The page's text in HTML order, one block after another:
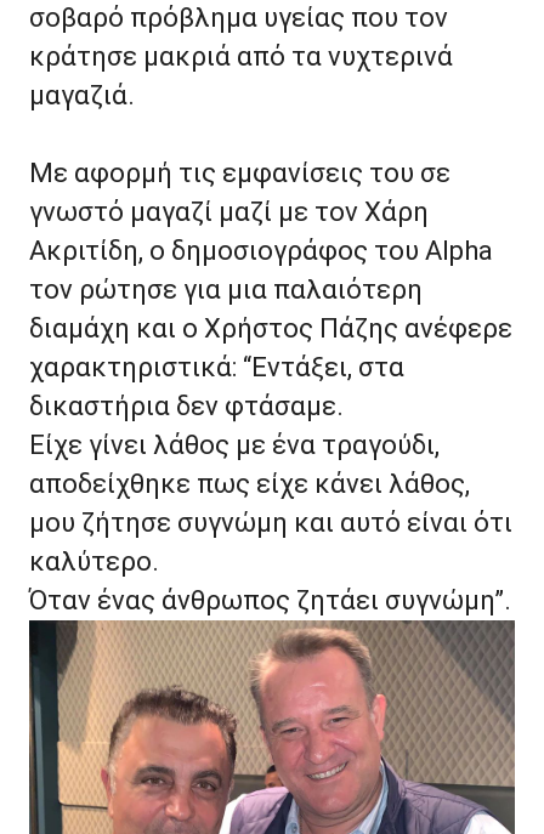
σοβαρό πρόβλημα υγείας που τον
κράτησε μακριά από τα νυχτερινά
μαγαζιά.
Με αφορμή τις εμφανίσεις του σε
γνωστό μαγαζί μαζί με τον Χάρη
Ακριτίδη, ο δημοσιογράφος του Alpha
τον ρώτησε για μια παλαιότερη
διαμάχη και ο Χρήστος Πάζης ανέφερε
χαρακτηριστικά: “Εντάξει, στα
δικαστήρια δεν φτάσαμε.
Είχε γίνει λάθος με ένα τραγούδι,
αποδείχθηκε πως είχε κάνει λάθος,
μου ζήτησε συγνώμη και αυτό είναι ότι
καλύτερο.
Όταν ένας άνθρωπος ζητάει συγνώμη”.